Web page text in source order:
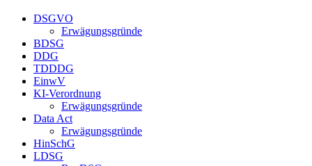
DSGVO
Erwägungsgründe
BDSG
DDG
TDDDG
EinwV
KI-Verordnung
Erwägungsgründe
Data Act
Erwägungsgründe
HinSchG
LDSG